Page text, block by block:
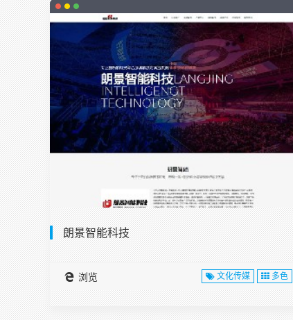
朗景智能科技
浏览 文化传媒 多色